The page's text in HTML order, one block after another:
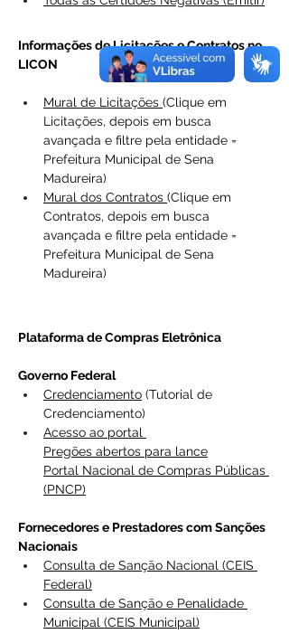
Informações de Licitações e Contratos no
LICON
Mural de Licitações (Clique em
Licitações, depois em busca
avançada e filtre pela entidade =
Prefeitura Municipal de Sena
Madureira)
Mural dos Contratos (Clique em
Contratos, depois em busca
avançada e filtre pela entidade =
Prefeitura Municipal de Sena
Madureira)
Plataforma de Compras Eletrônica
Governo Federal
Credenciamento (Tutorial de
Credenciamento)
Acesso ao portal
Pregões abertos para lance
Portal Nacional de Compras Públicas
(PNCP)
Fornecedores e Prestadores com Sanções
Nacionais
Consulta de Sanção Nacional (CEIS
Federal)
Consulta de Sanção e Penalidade
Municipal (CEIS Municipal)